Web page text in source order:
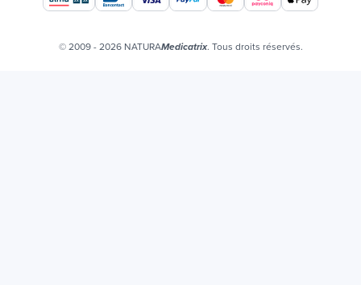
Offres d'emploi
Certificats bio© 2009 - 2026 NATURAMedicatrix. Tous droits réservés.